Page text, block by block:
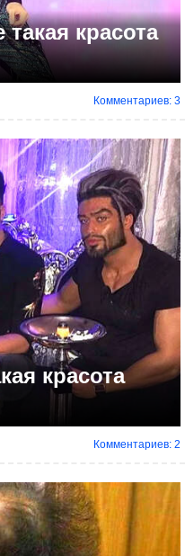
красота
Комментариев: 3
красота
Комментариев: 2